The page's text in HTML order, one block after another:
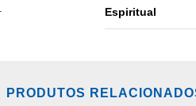
Espiritual
PRODUTOS